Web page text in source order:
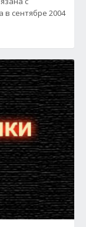
в сентябре 2004